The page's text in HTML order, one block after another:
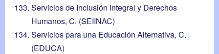
Servicios de Inclusión Integral y Derechos
Humanos, C. (SEIINAC)
Servicios para una Educación Alternativa, C.
(EDUCA)